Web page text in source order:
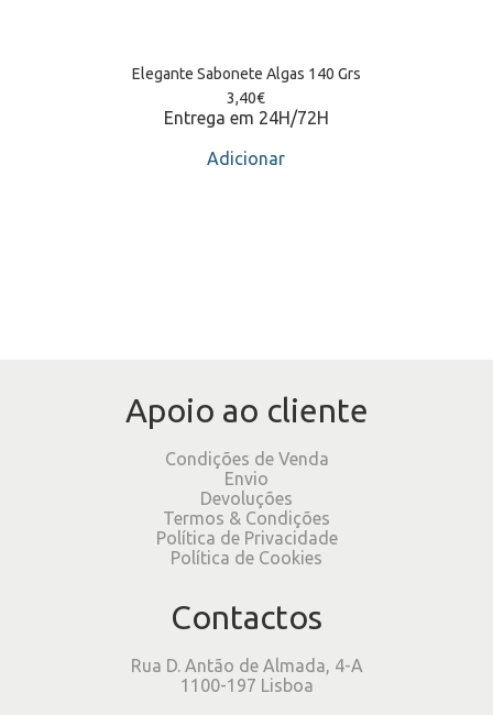
Elegante Sabonete Algas 140 Grs
3,40€
Entrega em 24H/72H
Adicionar
Apoio ao cliente
Condições de Venda
Envio
Devoluções
Termos & Condições
Política de Privacidade
Política de Cookies
Contactos
Rua D. Antão de Almada, 4-A
1100-197 Lisboa